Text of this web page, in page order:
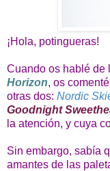
¡Hola, potingueras!
Cuando os hablé de
Horizon, os
otras dos: Nordic
Goodnight
la atención, y cuya
Sin embargo, sabía
amantes de las